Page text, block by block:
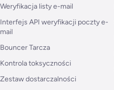
Weryfikacja listy e-mail
Interfejs API weryfikacji poczty e-
mail
Bouncer Tarcza
Kontrola toksyczności
Zestaw dostarczalności